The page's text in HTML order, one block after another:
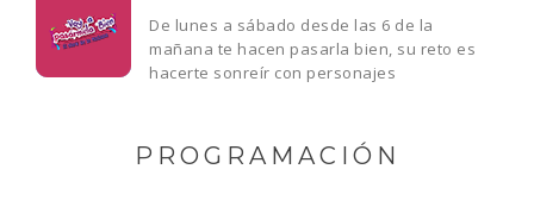
De lunes a sábado desde las 6 de la
mañana te hacen pasarla bien, su reto es
hacerte sonreír con personajes
PROGRAMACIÓN